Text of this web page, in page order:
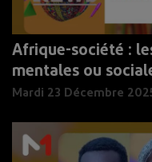
Afrique-société :
mentales ou
Mardi 23 Décembre